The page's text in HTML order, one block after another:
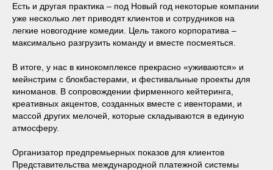
Есть и другая практика – под Новый год некоторые компании
уже несколько лет приводят клиентов и сотрудников на
легкие новогодние комедии. Цель такого корпоратива –
максимально разгрузить команду и вместе посмеяться.
В итоге, у нас в кинокомплексе прекрасно «уживаются» и
мейнстрим с блокбастерами, и фестивальные проекты для
киноманов. В сопровождении фирменного кейтеринга,
креативных акцентов, созданных вместе с ивенторами, и
массой других мелочей, которые складываются в единую
атмосферу.
Организатор предпремьерных показов для клиентов
Представительства международной платежной системы